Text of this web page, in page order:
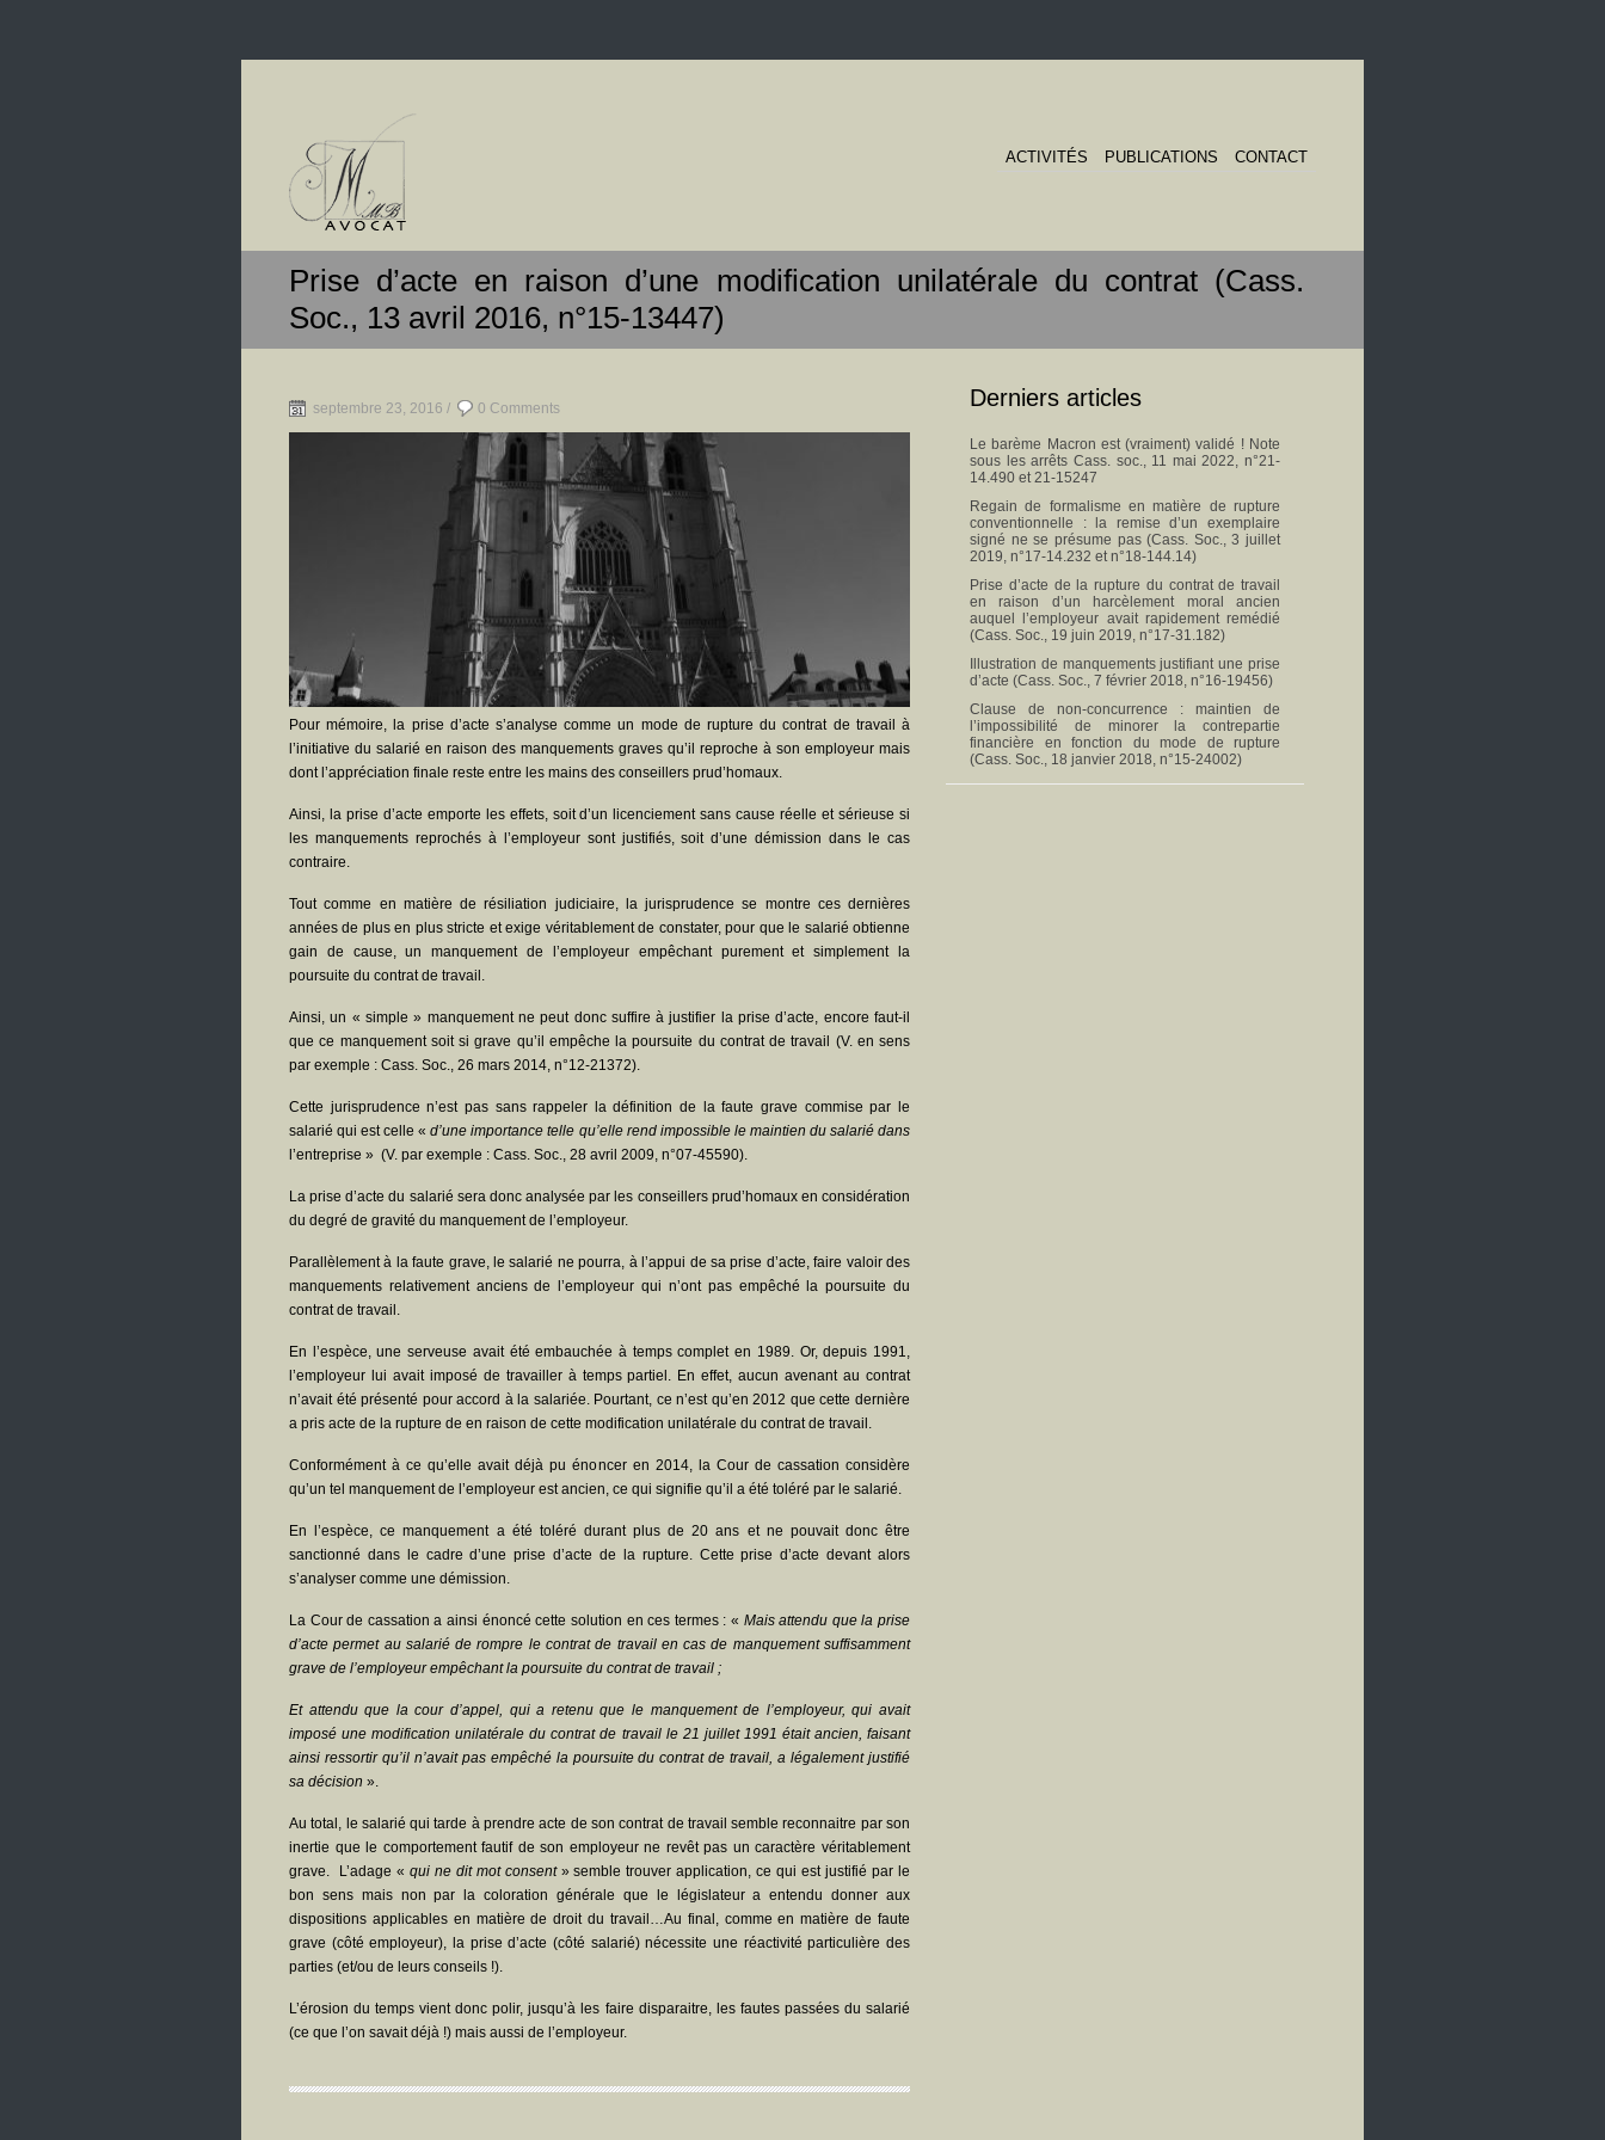
ACTIVITÉS PUBLICATIONS CONTACT
Prise d’acte en raison d’une modification unilatérale du contrat (Cass.
Soc., 13 avril 2016, n°15-13447)
septembre 23, 2016 / 0 Comments
Pour mémoire, la prise d’acte s’analyse comme un mode de rupture du contrat de travail à
l’initiative du salarié en raison des manquements graves qu’il reproche à son employeur mais
dont l’appréciation finale reste entre les mains des conseillers prud’homaux.
Ainsi, la prise d’acte emporte les effets, soit d’un licenciement sans cause réelle et sérieuse si
les manquements reprochés à l’employeur sont justifiés, soit d’une démission dans le cas
contraire.
Tout comme en matière de résiliation judiciaire, la jurisprudence se montre ces dernières
années de plus en plus stricte et exige véritablement de constater, pour que le salarié obtienne
gain de cause, un manquement de l’employeur empêchant purement et simplement la
poursuite du contrat de travail.
Ainsi, un « simple » manquement ne peut donc suffire à justifier la prise d’acte, encore faut-il
que ce manquement soit si grave qu’il empêche la poursuite du contrat de travail (V. en sens
par exemple : Cass. Soc., 26 mars 2014, n°12-21372).
Cette jurisprudence n’est pas sans rappeler la définition de la faute grave commise par le
salarié qui est celle «d’une importance telle qu’elle rend impossible le maintien du salarié dans
l’entreprise » (V. par exemple : Cass. Soc., 28 avril 2009, n°07-45590).
La prise d’acte du salarié sera donc analysée par les conseillers prud’homaux en considération
du degré de gravité du manquement de l’employeur.
Parallèlement à la faute grave, le salarié ne pourra, à l’appui de sa prise d’acte, faire valoir des
manquements relativement anciens de l’employeur qui n’ont pas empêché la poursuite du
contrat de travail.
En l’espèce, une serveuse avait été embauchée à temps complet en 1989. Or, depuis 1991,
l’employeur lui avait imposé de travailler à temps partiel. En effet, aucun avenant au contrat
n’avait été présenté pour accord à la salariée. Pourtant, ce n’est qu’en 2012 que cette dernière
a pris acte de la rupture de en raison de cette modification unilatérale du contrat de travail.
Conformément à ce qu’elle avait déjà pu énoncer en 2014, la Cour de cassation considère
qu’un tel manquement de l’employeur est ancien, ce qui signifie qu’il a été toléré par le salarié.
En l’espèce, ce manquement a été toléré durant plus de 20 ans et ne pouvait donc être
sanctionné dans le cadre d’une prise d’acte de la rupture. Cette prise d’acte devant alors
s’analyser comme une démission.
La Cour de cassation a ainsi énoncé cette solution en ces termes : « Mais attendu que la prise
d’acte permet au salarié de rompre le contrat de travail en cas de manquement suffisamment
grave de l’employeur empêchant la poursuite du contrat de travail ;
Et attendu que la cour d’appel, qui a retenu que le manquement de l’employeur, qui avait
imposé une modification unilatérale du contrat de travail le 21 juillet 1991 était ancien, faisant
ainsi ressortir qu’il n’avait pas empêché la poursuite du contrat de travail, a légalement justifié
sa décision ».
Au total, le salarié qui tarde à prendre acte de son contrat de travail semble reconnaitre par son
inertie que le comportement fautif de son employeur ne revêt pas un caractère véritablement
grave. L’adage « qui ne dit mot consent» semble trouver application, ce qui est justifié par le
bon sens mais non par la coloration générale que le législateur a entendu donner aux
dispositions applicables en matière de droit du travail…Au final, comme en matière de faute
grave (côté employeur), la prise d’acte (côté salarié) nécessite une réactivité particulière des
parties (et/ou de leurs conseils !).
L’érosion du temps vient donc polir, jusqu’à les faire disparaitre, les fautes passées du salarié
(ce que l’on savait déjà !) mais aussi de l’employeur.
Derniers articles
Le barème Macron est (vraiment) validé ! Note
sous les arrêts Cass. soc., 11 mai 2022, n°21-
14.490 et 21-15247
Regain de formalisme en matière de rupture
conventionnelle : la remise d’un exemplaire
signé ne se présume pas (Cass. Soc., 3 juillet
2019, n°17-14.232 et n°18-144.14)
Prise d’acte de la rupture du contrat de travail
en raison d’un harcèlement moral ancien
auquel l’employeur avait rapidement remédié
(Cass. Soc., 19 juin 2019, n°17-31.182)
Illustration de manquements justifiant une prise
d’acte (Cass. Soc., 7 février 2018, n°16-19456)
Clause de non-concurrence : maintien de
l’impossibilité de minorer la contrepartie
financière en fonction du mode de rupture
(Cass. Soc., 18 janvier 2018, n°15-24002)